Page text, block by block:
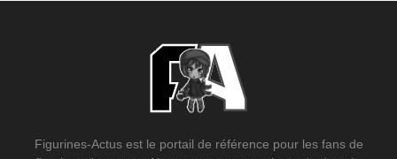
Figurines-Actus est le portail de référence pour les fans de